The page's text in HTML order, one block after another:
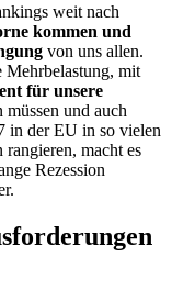
weit nach
kommen und
von uns allen.
Mehrbelastung, mit
für unsere
und auch
in der EU in so vielen
macht es
Rezession